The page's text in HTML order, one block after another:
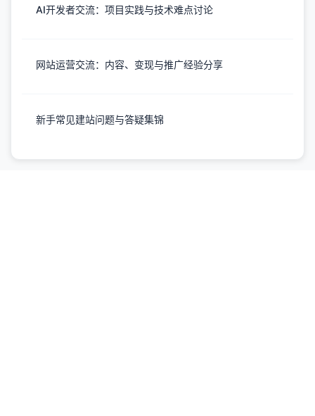
AI开发者交流：项目实践与技术难点讨论
网站运营交流：内容、变现与推广经验分享
新手常见建站问题与答疑集锦